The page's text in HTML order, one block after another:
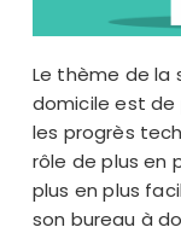
Le thème de la
domicile est de
les progrès
rôle de plus en
plus en plus
son bureau à